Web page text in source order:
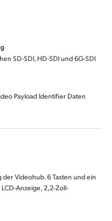
SD-SDI, HD-SDI und 6G-SDI
Payload Identifier Daten
Videohub. 6 Tasten und ein
Anzeige, 2,2-Zoll-